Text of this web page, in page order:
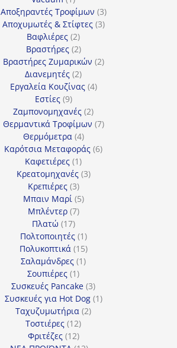
προϊόν
Αποξηραντές Τροφίμων 33
προϊόντα
Αποχυμωτές & Στίφτες 33
Βαφλιέρες 22
προϊόντα
Βραστήρες 22
προϊόντα
Βραστήρες Ζυμαρικών 22
Διανεμητές 22
προϊόντα
Εργαλεία Κουζίνας 44
Εστίες 99
προϊόντα
Ζαμπονομηχανές 22
προϊόντα
Θερμαντικά Τροφίμων 77
Θερμόμετρα 44
προϊόντα
Καρότσια Μεταφοράς 66
Καφετιέρες 11
προϊόν
Κρεατομηχανές 33
Κρεπιέρες 33
προϊόντα
Μπαιν Μαρί 55
Μπλέντερ 77
Πλατώ 1717
προϊόντα
Πολτοποιητές 11
προϊόν
Πολυκοπτικά 1515
προϊόντα
Σαλαμάνδρες 11
Σουπιέρες 11
προϊόν
Συσκευές Pancake 33
προϊόντα
Συσκευές για Hot Dog 11
Ταχυζυμωτήρια 22
Τοστιέρες 1212
προϊόντα
Φριτέζες 1212